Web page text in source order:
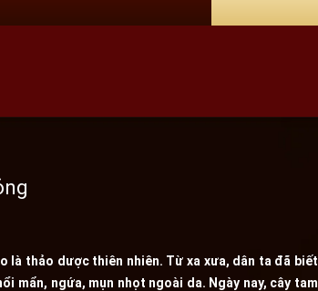
là thảo dược thiên nhiên. Từ xa xưa, dân ta đã biết
mẩn, ngứa, mụn nhọt ngoài da. Ngày nay, cây tam